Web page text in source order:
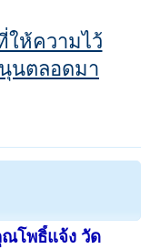
ห้ความไว้
นตลอดมา
ณโพธิ์แจ้ง วัด